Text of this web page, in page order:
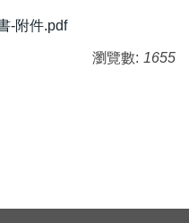
-附件.pdf
瀏覽數: 1655